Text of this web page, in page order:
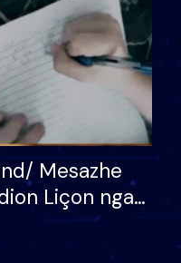
Mesazhe
Liçon nga
moderatori
meritoj…